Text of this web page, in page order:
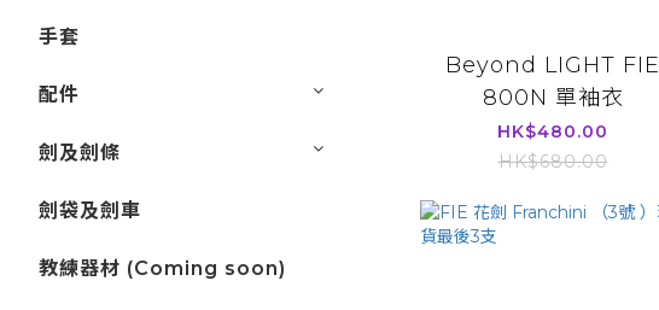
手套
配件
劍及劍條
劍袋及劍車
教練器材 (Coming soon)
Beyond LIGHT FIE
800N 單袖衣
HK$480.00
HK$680.00